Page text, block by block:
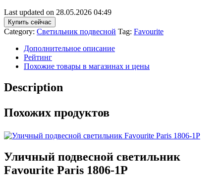
Last updated on 28.05.2026 04:49
Купить сейчас
Category: Светильник подвесной Tag: Favourite
Дополнительное описание
Рейтинг
Похожие товары в магазинах и цены
Description
Похожих продуктов
Уличный подвесной светильник
Favourite Paris 1806-1P